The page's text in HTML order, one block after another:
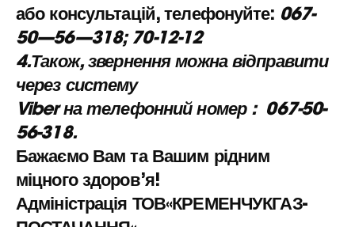
або консультацій, телефонуйте: 067-
50—56—318; 70-12-12
4.Також, звернення можна відправити
через систему
Viber на телефонний номер : 067-50-
56-318.
Бажаємо Вам та Вашим рідним
міцного здоров’я!
Адміністрація ТОВ«КРЕМЕНЧУКГАЗ-